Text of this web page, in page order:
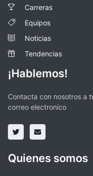
Carreras
Equipos
Noticias
Tendencias
¡Hablemos!
Contacta con nosotros a
correo electronico
Quienes somos